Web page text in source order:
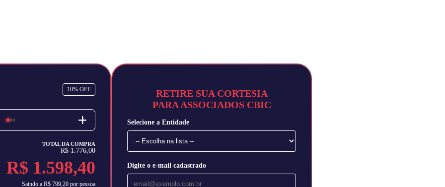
10% OFF
TOTAL DA COMPRA
R$ 1.776,00
R$ 1.598,40
Saindo a R$ 799,20 por pessoa
RETIRE SUA CORTESIA
PARA ASSOCIADOS CBIC
Selecione a Entidade
Digite o e-mail cadastrado